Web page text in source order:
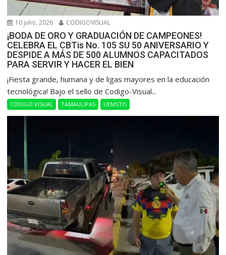
10 julio, 2026 CODIGOVISUAL
¡BODA DE ORO Y GRADUACIÓN DE CAMPEONES!
CELEBRA EL CBTis No. 105 SU 50 ANIVERSARIO Y
DESPIDE A MÁS DE 500 ALUMNOS CAPACITADOS
PARA SERVIR Y HACER EL BIEN
​¡Fiesta grande, humana y de ligas mayores en la educación
tecnológica! Bajo el sello de Codigo-Visual...
CÓDIGO VISUAL TAMAULIPAS UEMSTIS